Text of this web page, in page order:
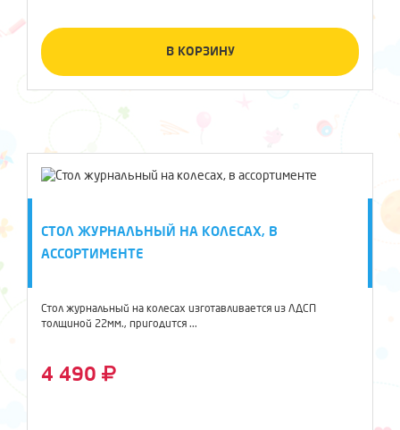
В КОРЗИНУ
СТОЛ ЖУРНАЛЬНЫЙ НА КОЛЕСАХ, В
АССОРТИМЕНТЕ
Стол журнальный на колесах изготавливается из ЛДСП
толщиной 22мм., пригодится ...
4 490